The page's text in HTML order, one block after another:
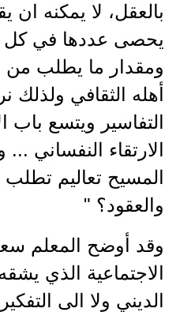
بالعقل، لا يمكنه ان
يحصى عددها في كل
ومقدار ما يطلب من
أهله الثقافي ولذلك
التفاسير ويتسع
الارتقاء النفساني
المسيح تعاليم
والعقود؟ "
وقد أوضح المعلم
الاجتماعية الذي
الديني ولا الى